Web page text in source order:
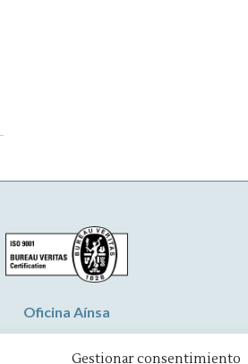
Gestionar consentimiento
Oficina Aínsa